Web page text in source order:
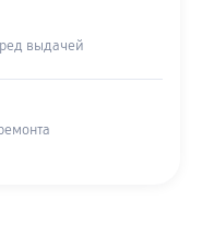
выдачей